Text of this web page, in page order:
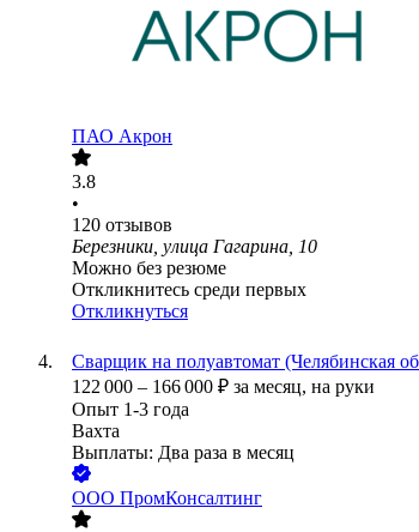
ПАО Акрон
3.8
•
120 отзывов
Березники, улица Гагарина, 10
Можно без резюме
Откликнитесь среди первых
Откликнуться
Сварщик на полуавтомат (Челябинская
122 000 – 166 000 ₽ за месяц, на руки
Опыт 1-3 года
Вахта
Выплаты: Два раза в месяц
ООО ПромКонсалтинг